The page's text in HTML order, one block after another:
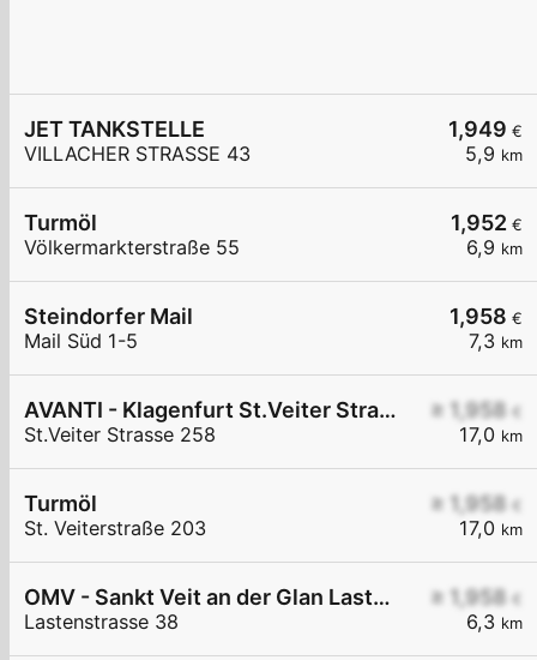
1,949 €
5,9 km
JET TANKSTELLE
VILLACHER STRASSE 43
1,952 €
6,9 km
Turmöl
Völkermarkterstraße 55
1,958 €
7,3 km
Steindorfer Mail
Mail Süd 1-5
≥ 1,958 €
17,0 km
AVANTI - Klagenfurt St.Veiter Straße 258
St.Veiter Strasse 258
≥ 1,958 €
17,0 km
Turmöl
St. Veiterstraße 203
≥ 1,958 €
6,3 km
OMV - Sankt Veit an der Glan Lastenstraße 38
Lastenstrasse 38